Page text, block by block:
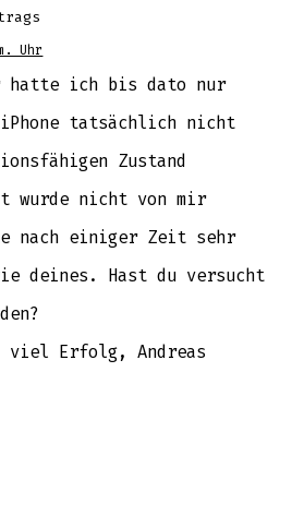
Uhr
hatte ich bis dato nur
tatsächlich nicht
Zustand
wurde nicht von mir
nach einiger Zeit sehr
deines. Hast du versucht
viel Erfolg, Andreas